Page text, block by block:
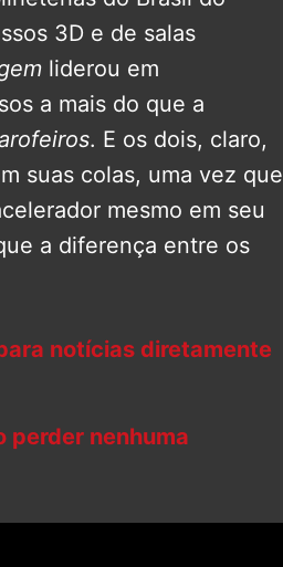
3D e de salas
liderou em
a mais do que a
. E os dois, claro,
suas colas, uma vez que
mesmo em seu
a diferença entre os
notícias diretamente
perder nenhuma